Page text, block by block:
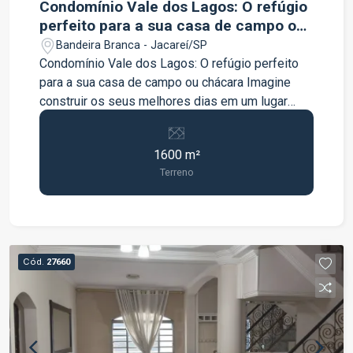
Condomínio Vale dos Lagos: O refúgio
perfeito para a sua casa de campo ou
chácara
Bandeira Branca - Jacareí/SP
Condomínio Vale dos Lagos: O refúgio perfeito
para a sua casa de campo ou chácara Imagine
construir os seus melhores dias em um lugar
onde a natureza e a segurança caminham juntas.
O Condomínio Vale dos Lagos oferece a
tranquilidade do campo com o conforto da
bem-estar: Segurança total: Duas portarias 24h e
ambiental, diversas nascentes e 2 lagos com
pesca livre. Lazer e esportes: Pista de
caminhada ao redor dos lagos, academia ao ar
livre, campo de futebol, quadra de areia e vários
quiosques para momentos de descanso. Para as
crianças: 2 áreas de playground completas e
1600 m²
Terreno
Cód. 27660